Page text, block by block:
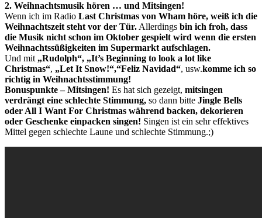
2. Weihnachtsmusik hören … und Mitsingen!
Wenn ich im Radio Last Christmas von Wham höre, weiß ich die
Weihnachtszeit steht vor der Tür. Allerdings bin ich froh, dass
die Musik nicht schon im Oktober gespielt wird wenn die ersten
Weihnachtssüßigkeiten im Supermarkt aufschlagen.
Und mit „Rudolph“, „It’s Beginning to look a lot like
Christmas“, „Let It Snow!“,“Feliz Navidad“, usw.komme ich so
richtig in Weihnachtsstimmung!
Bonuspunkte – Mitsingen! Es hat sich gezeigt, mitsingen
verdrängt eine schlechte Stimmung, so dann bitte Jingle Bells
oder All I Want For Christmas während backen, dekorieren
oder Geschenke einpacken singen! Singen ist ein sehr effektives
Mittel gegen schlechte Laune und schlechte Stimmung.;)